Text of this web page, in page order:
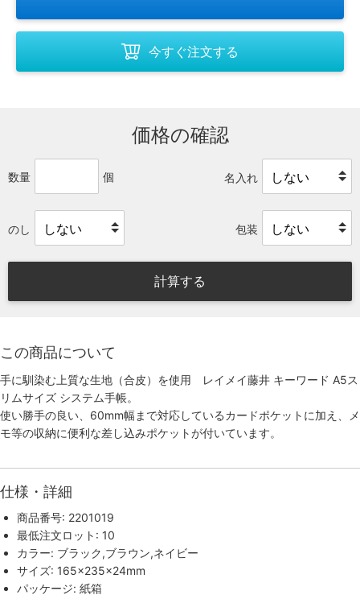
今すぐ注文する
価格の確認
数量 個 名入れ
のし 包装
計算する
この商品について
手に馴染む上質な生地（合皮）を使用 レイメイ藤井 キーワード A5ス
リムサイズ システム手帳。
使い勝手の良い、60mm幅まで対応しているカードポケットに加え、メ
モ等の収納に便利な差し込みポケットが付いています。
仕様・詳細
商品番号: 2201019
最低注文ロット: 10
カラー: ブラック,ブラウン,ネイビー
サイズ: 165×235×24mm
パッケージ: 紙箱